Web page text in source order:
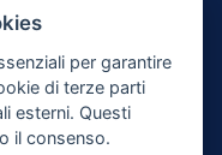
per garantire
di terze parti
esterni. Questi
il consenso.